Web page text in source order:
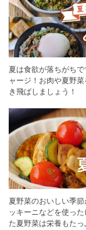
夏は食欲が落ちがち
ャージ！お肉や夏野
き飛ばしましょう！
夏野菜のおいしい季
ッキーニなどを使っ
た夏野菜は栄養もた